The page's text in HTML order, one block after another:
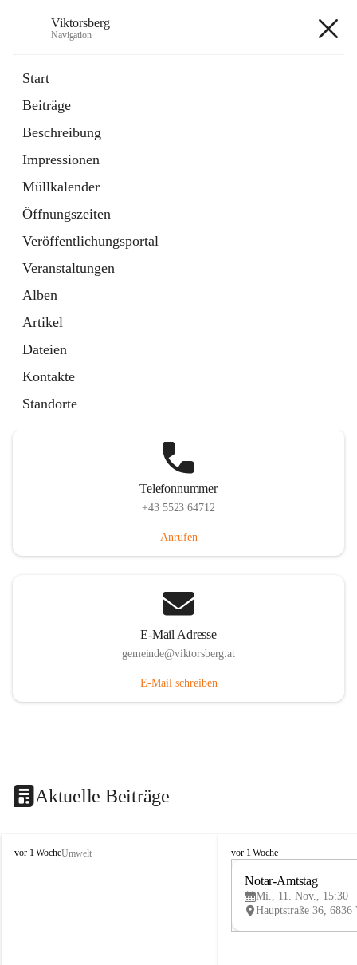
Viktorsberg
Navigation
Start
Beiträge
Beschreibung
Impressionen
Müllkalender
Öffnungszeiten
Veröffentlichungsportal
Veranstaltungen
Alben
Artikel
Dateien
Kontakte
Standorte
1 Schnellzugriff
Bürgerservice
10 Schnellzugriffe
Telefonnummer
+43 5523 64712
Anrufen
E-Mail Adresse
gemeinde@viktorsberg.at
E-Mail schreiben
Aktuelle Beiträge
V
vor 1 WocheUmwelt
V
vor 1 Woche
Notar-Amtstag
Mi., 11. Nov., 15:30